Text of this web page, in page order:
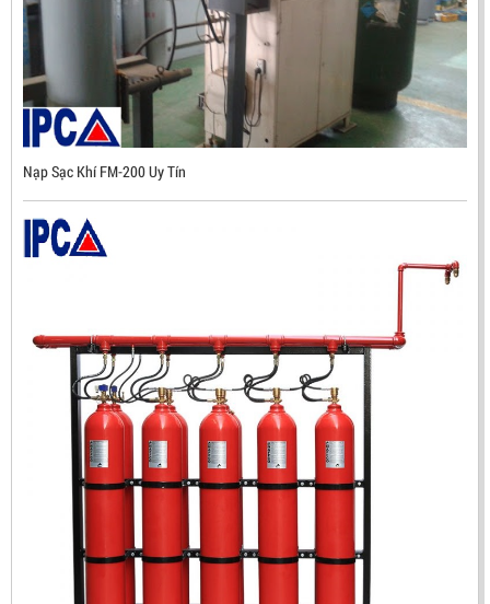
Mã sản phẩm: UX300
ĐẦU BÁO TIA LỬA IR3 RX500 CHỐNG CHÁY NỔ TIÊU
CHUẨN FM HÀN QUỐC
LIÊN HỆ
Nạp Sạc Khí FM-200 Uy Tín